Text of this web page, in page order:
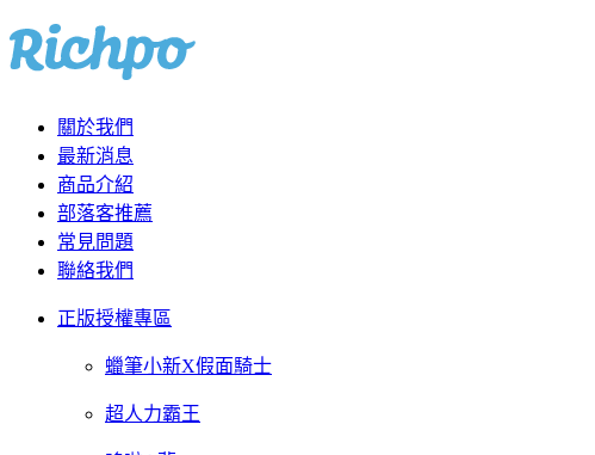
關於我們
最新消息
商品介紹
部落客推薦
常見問題
聯絡我們
正版授權專區
蠟筆小新X假面騎士
超人力霸王